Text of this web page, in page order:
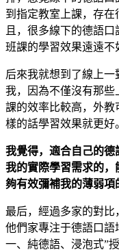
到指定教室上課，存
且，很多線下的德語
班課的學習效果遠遠不
后來我就想到了線上
我，因為不僅沒有那
課的效率比較高，外
樣的話學習效果就更好
我覺得，適合自己的德
我的實際學習需求的
夠有效彌補我的薄弱項
最后，經過多家的對比
他們家專注于德語口語
一、純德語、浸泡式”